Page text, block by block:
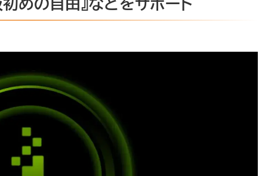
めの自由』などをサポート